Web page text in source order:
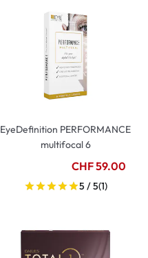
EyeDefinition PERFORMANCE
multifocal 6
CHF 59.00
5 / 5(1)